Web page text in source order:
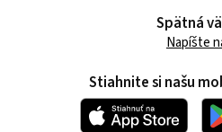
Spätná
Napíšte
Stiahnite si našu